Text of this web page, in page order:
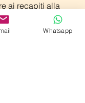
ai recapiti alla
Whatsapp